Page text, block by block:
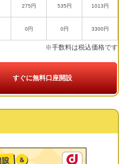
275円 535円 1013円
0円 0円 3300円
※手数料は税込価格です
すぐに無料口座開設